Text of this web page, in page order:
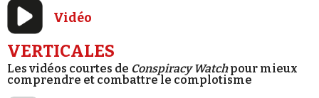
Vidéo
VERTICALES
Les vidéos courtes de Conspiracy Watchpour mieux
comprendre et combattre le complotisme